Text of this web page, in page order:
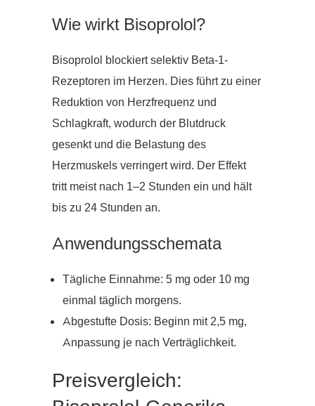
Wie wirkt Bisoprolol?
Bisoprolol blockiert selektiv Beta-1-
Rezeptoren im Herzen. Dies führt zu einer
Reduktion von Herzfrequenz und
Schlagkraft, wodurch der Blutdruck
gesenkt und die Belastung des
Herzmuskels verringert wird. Der Effekt
tritt meist nach 1–2 Stunden ein und hält
bis zu 24 Stunden an.
Anwendungsschemata
Tägliche Einnahme: 5 mg oder 10 mg
einmal täglich morgens.
Abgestufte Dosis: Beginn mit 2,5 mg,
Anpassung je nach Verträglichkeit.
Preisvergleich: